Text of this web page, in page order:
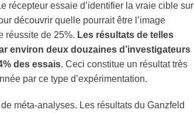
récepteur essaie d’identifier la vraie cible sur
découvrir quelle pourrait être l’image
réussite de 25%. Les résultats de telles
environ deux douzaines d’investigateurs
des essais. Ceci constitue un résultat très
par ce type d’expérimentation.
méta-analyses. Les résultats du Ganzfeld